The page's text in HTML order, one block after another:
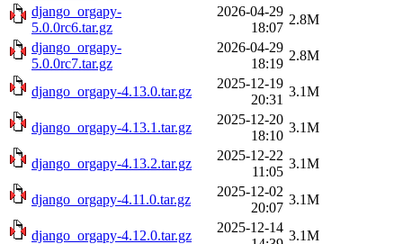
django_orgapy-
5.0.0rc6.tar.gz
2026-04-29
18:07
2.8M
django_orgapy-
5.0.0rc7.tar.gz
2026-04-29
18:19
2.8M
django_orgapy-4.13.0.tar.gz
2025-12-19
20:31
3.1M
django_orgapy-4.13.1.tar.gz
2025-12-20
18:10
3.1M
django_orgapy-4.13.2.tar.gz
2025-12-22
11:05
3.1M
django_orgapy-4.11.0.tar.gz
2025-12-02
20:07
3.1M
django_orgapy-4.12.0.tar.gz
2025-12-14
3.1M